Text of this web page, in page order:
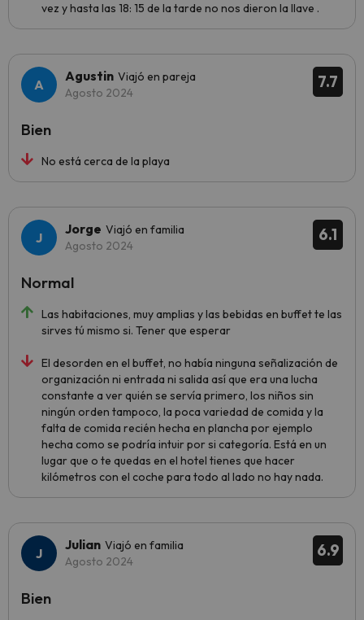
vez y hasta las 18: 15 de la tarde no nos dieron la llave .
7.7
Agustin Viajó en pareja
Agosto 2024
No está cerca de la playa
Bien
6.1
Jorge Viajó en familia
Agosto 2024
Las habitaciones, muy amplias y las bebidas en buffet te las
sirves tú mismo si. Tener que esperar
El desorden en el buffet, no había ninguna señalización de
organización ni entrada ni salida así que era una lucha
constante a ver quién se servía primero, los niños sin
ningún orden tampoco, la poca variedad de comida y la
falta de comida recién hecha en plancha por ejemplo
hecha como se podría intuir por si categoría. Está en un
lugar que o te quedas en el hotel tienes que hacer
kilómetros con el coche para todo al lado no hay nada.
Normal
6.9
Julian Viajó en familia
Agosto 2024
Bien